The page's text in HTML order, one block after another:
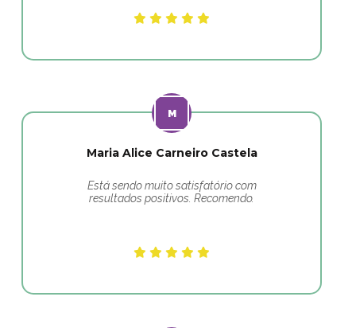
Maria Alice Carneiro Castela
Está sendo muito satisfatório com
resultados positivos. Recomendo.